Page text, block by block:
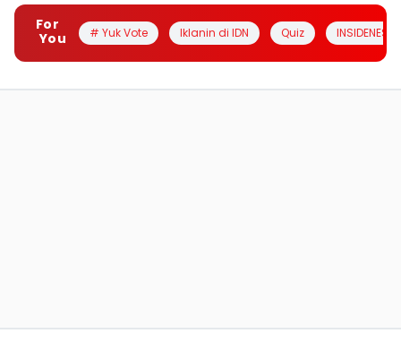
For
You
# Yuk Vote Iklanin di IDN Quiz INSIDENESIA